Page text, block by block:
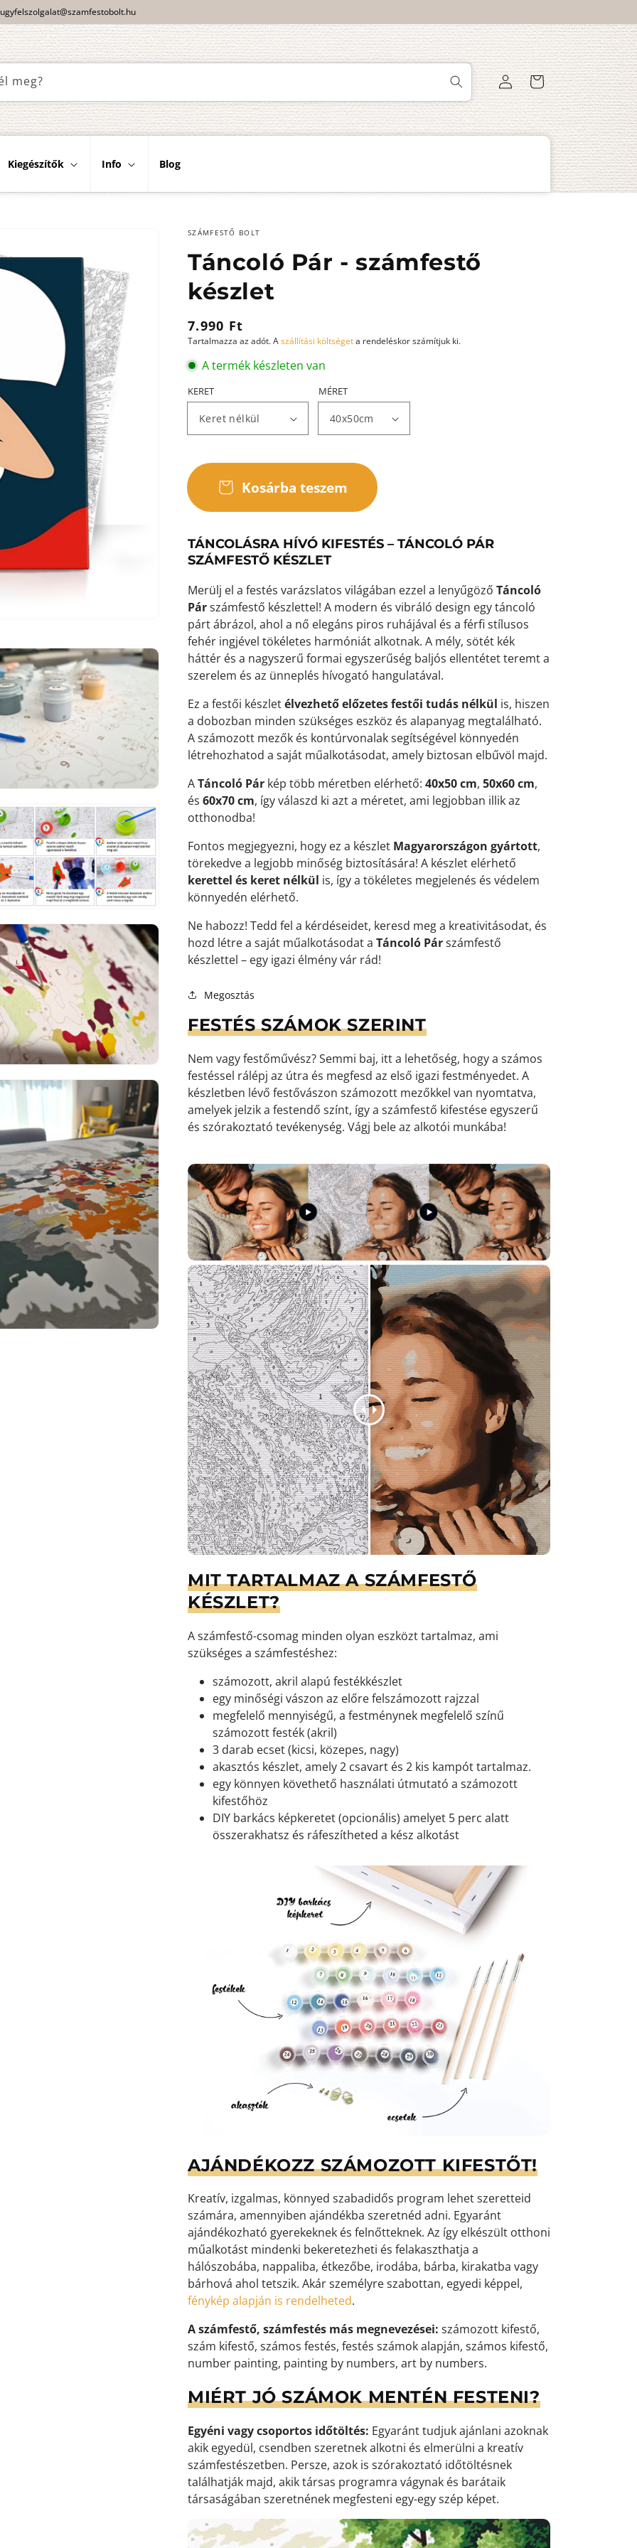
ugyfelszolgalat@szamfestobolt.hu
meg? BejelentkezésKosár
Kiegészítők Info Blog
7.
médiafájl
megnyitása
galérianézetben
8.
médiafájl
megnyitása
galérianézetben
médiafájl
megnyitása
galérianézetben
10.
médiafájl
megnyitása
galérianézetben
SZÁMFESTŐ BOLT
Táncoló Pár - számfestő
készlet
Normál
ár
7.990 Ft
Tartalmazza az adót. Aszállítási költségeta rendeléskor számítjuk ki.
A termék készleten van
KERET MÉRET
Kosárba teszem
TÁNCOLÁSRA HÍVÓ KIFESTÉS – TÁNCOLÓ PÁR
SZÁMFESTŐ KÉSZLET
Merülj el a festés varázslatos világában ezzel a lenyűgöző Táncoló
Párszámfestő készlettel! A modern és vibráló design egy táncoló
párt ábrázol, ahol a nő elegáns piros ruhájával és a férfi stílusos
fehér ingjével tökéletes harmóniát alkotnak. A mély, sötét kék
háttér és a nagyszerű formai egyszerűség baljós ellentétet teremt a
szerelem és az ünneplés hívogató hangulatával.
Ez a festői készletélvezhető előzetes festői tudás nélkül is, hiszen
a dobozban minden szükséges eszköz és alapanyag megtalálható.
A számozott mezők és kontúrvonalak segítségével könnyedén
létrehozhatod a saját műalkotásodat, amely biztosan elbűvöl majd.
ATáncoló Pár kép több méretben elérhető: 40x50 cm, 50x60 cm,
és 60x70 cm, így válaszd ki azt a méretet, ami legjobban illik az
otthonodba!
Fontos megjegyezni, hogy ez a készlet Magyarországon gyártott,
törekedve a legjobb minőség biztosítására! A készlet elérhető
kerettel és keret nélkül is, így a tökéletes megjelenés és védelem
könnyedén elérhető.
Ne habozz! Tedd fel a kérdéseidet, keresd meg a kreativitásodat, és
hozd létre a saját műalkotásodat a Táncoló Párszámfestő
készlettel – egy igazi élmény vár rád!
Megosztás
FESTÉS SZÁMOK SZERINT
Nem vagy festőművész? Semmi baj, itt a lehetőség, hogy a számos
festéssel rálépj az útra és megfesd az első igazi festményedet. A
készletben lévő festővászon számozott mezőkkel van nyomtatva,
amelyek jelzik a festendő színt, így a számfestő kifestése egyszerű
és szórakoztató tevékenység. Vágj bele az alkotói munkába!
MIT TARTALMAZ A SZÁMFESTŐ
KÉSZLET?
A számfestő-csomag minden olyan eszközt tartalmaz, ami
szükséges a számfestéshez:
számozott, akril alapú festékkészlet
egy minőségi vászon az előre felszámozott rajzzal
megfelelő mennyiségű, a festménynek megfelelő színű
számozott festék (akril)
3 darab ecset (kicsi, közepes, nagy)
akasztós készlet, amely 2 csavart és 2 kis kampót tartalmaz.
egy könnyen követhető használati útmutató a számozott
kifestőhöz
DIY barkács képkeretet (opcionális) amelyet 5 perc alatt
összerakhatsz és ráfeszítheted a kész alkotást
AJÁNDÉKOZZ SZÁMOZOTT KIFESTŐT!
Kreatív, izgalmas, könnyed szabadidős program lehet szeretteid
számára, amennyiben ajándékba szeretnéd adni. Egyaránt
ajándékozható gyerekeknek és felnőtteknek. Az így elkészült otthoni
műalkotást mindenki bekeretezheti és felakaszthatja a
hálószobába, nappaliba, étkezőbe, irodába, bárba, kirakatba vagy
bárhová ahol tetszik. Akár személyre szabottan, egyedi képpel,
fénykép alapján is rendelheted.
A számfestő, számfestés más megnevezései: számozott kifestő,
szám kifestő, számos festés, festés számok alapján, számos kifestő,
number painting, painting by numbers, art by numbers.
MIÉRT JÓ SZÁMOK MENTÉN FESTENI?
Egyéni vagy csoportos időtöltés: Egyaránt tudjuk ajánlani azoknak
akik egyedül, csendben szeretnek alkotni és elmerülni a kreatív
számfestészetben. Persze, azok is szórakoztató időtöltésnek
találhatják majd, akik társas programra vágynak és barátaik
társaságában szeretnének megfesteni egy-egy szép képet.